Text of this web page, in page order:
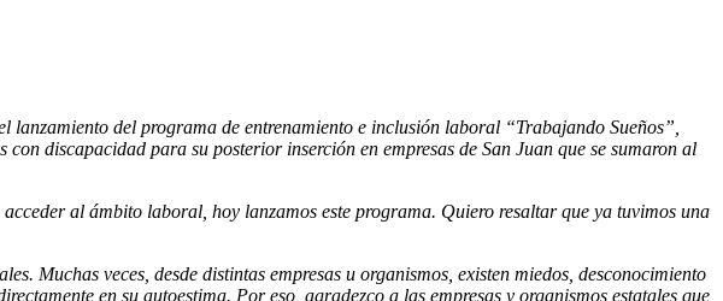
del programa de entrenamiento e inclusión laboral “Trabajando Sueños”,
discapacidad para su posterior inserción en empresas de San Juan que se sumaron al
al ámbito laboral, hoy lanzamos este programa. Quiero resaltar que ya tuvimos una
Muchas veces, desde distintas empresas u organismos, existen miedos, desconocimiento
en su autoestima. Por eso, agradezco a las empresas y organismos estatales que